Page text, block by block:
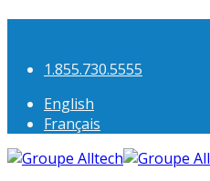
1.855.730.5555
English
Français